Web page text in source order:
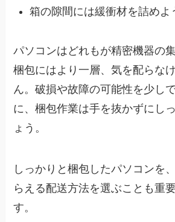
箱の隙間には緩衝材を詰めよ
パソコンはどれもが精密機器の
梱包にはより一層、気を配らな
ん。破損や故障の可能性を少し
に、梱包作業は手を抜かずにし
ょう。
しっかりと梱包したパソコンを
らえる配送方法を選ぶことも重
す。